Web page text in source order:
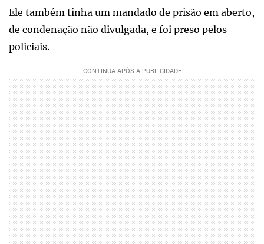
Ele também tinha um mandado de prisão em aberto,
de condenação não divulgada, e foi preso pelos
policiais.